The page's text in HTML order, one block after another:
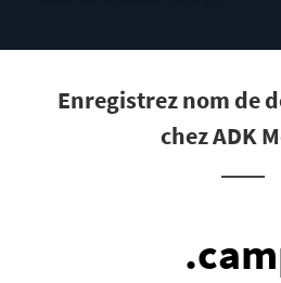
Enregistrez nom de
chez ADK